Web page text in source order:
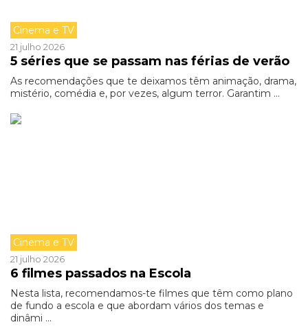
Cinema e TV
21 julho 2026
5 séries que se passam nas férias de verão
As recomendações que te deixamos têm animação, drama,
mistério, comédia e, por vezes, algum terror. Garantim ...
Cinema e TV
21 julho 2026
6 filmes passados na Escola
Nesta lista, recomendamos-te filmes que têm como plano
de fundo a escola e que abordam vários dos temas e
dinâmi ...